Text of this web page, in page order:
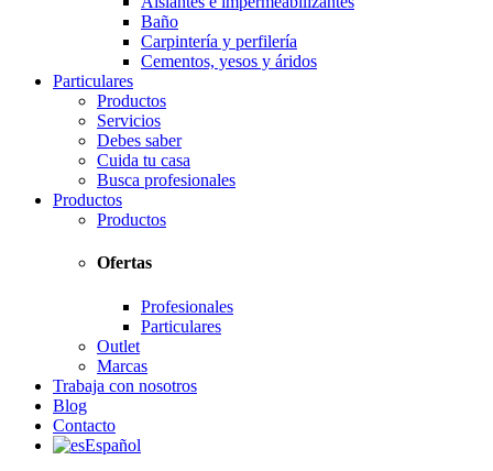
Baño
Carpintería y perfilería
Cementos, yesos y áridos
Particulares
Productos
Servicios
Debes saber
Cuida tu casa
Busca profesionales
Productos
Productos
Ofertas
Profesionales
Particulares
Outlet
Marcas
Trabaja con nosotros
Blog
Contacto
Español